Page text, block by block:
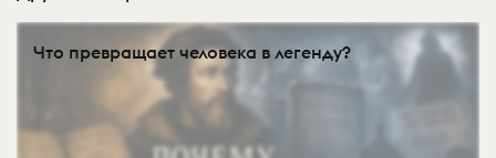
Что превращает человека в легенду?